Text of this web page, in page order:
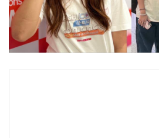
• Management & HR
•
MGR Live
• Infographic
• การเมือง